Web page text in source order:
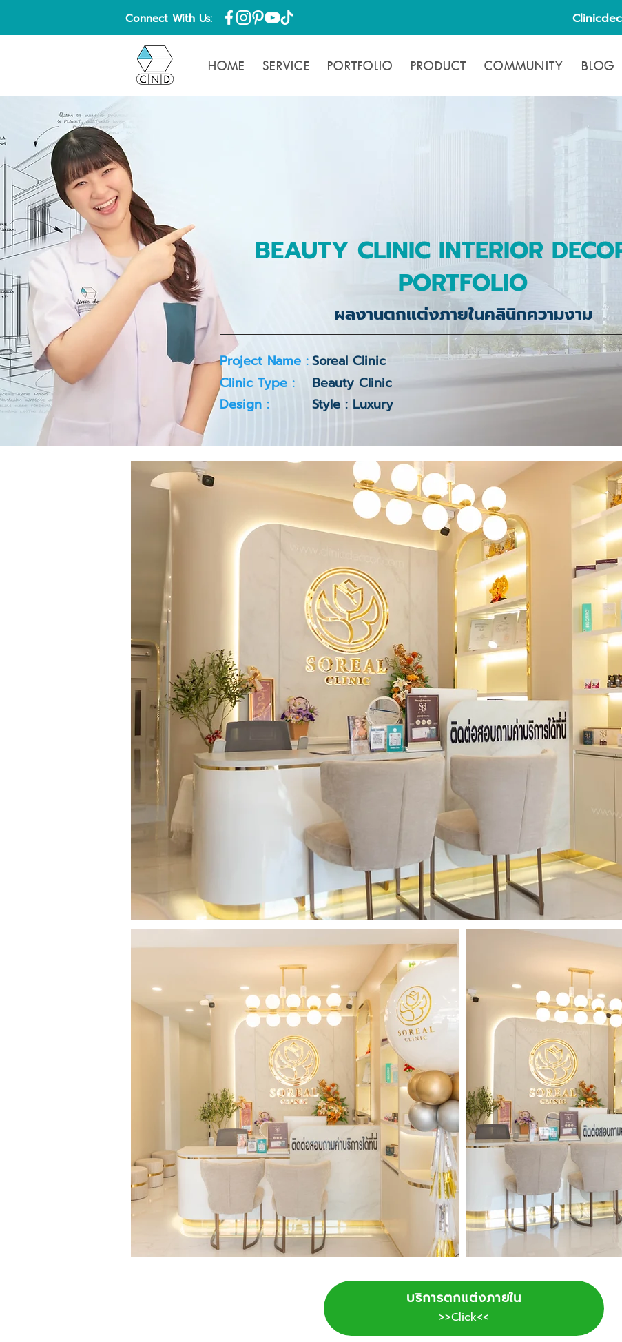
Connect With Us:
HOME SERVICE PORTFOLIO PRODUCT COMMUNITY BLOG
BEAUTY CLINIC INTERIOR
PORTFOLIO
ผลงานตกแต่งภายในคลินิกความงาม
Project Name :Soreal Clinic
Clinic Type :
Beauty Clinic
Design :
Style : Luxury
บริการตกแต่งภายใน
>>Click<<